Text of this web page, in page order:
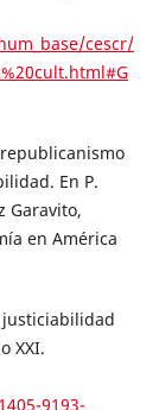
cescr/
republicanismo
En P.
Garavito,
en América
justiciabilidad
XXI.
9193-